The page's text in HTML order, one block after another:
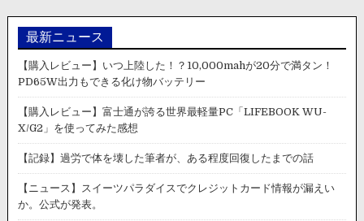
最新ニュース
【購入レビュー】いつ上陸した！？10,000mahが20分で満タン！
PD65W出力もできる化け物バッテリー
【購入レビュー】富士通が誇る世界最軽量PC「LIFEBOOK WU-
X/G2」を使ってみた感想
【記録】過労で体を壊した筆者が、ある程度回復したまでの話
【ニュース】スイーツパラダイスでクレジットカード情報が漏えい
か。公式が発表。